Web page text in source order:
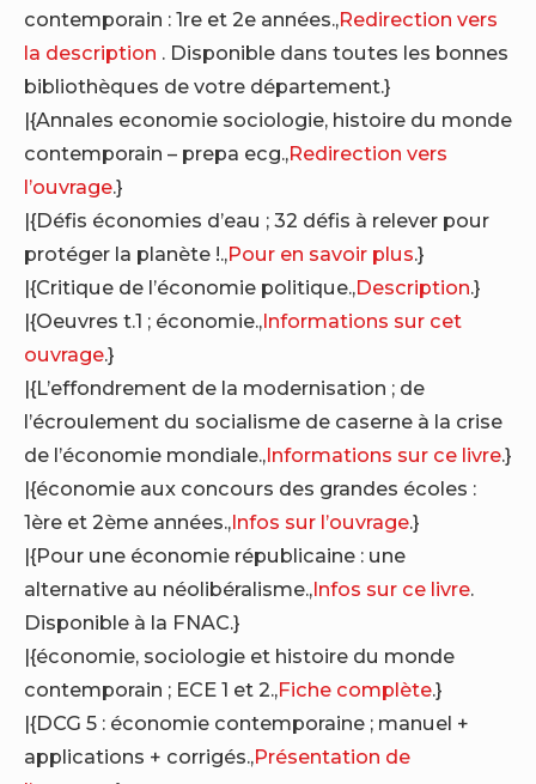
contemporain : 1re et 2e années.,Redirection vers
la description . Disponible dans toutes les bonnes
bibliothèques de votre département.}
|{Annales economie sociologie, histoire du monde
contemporain – prepa ecg.,Redirection vers
l’ouvrage.}
|{Défis économies d’eau ; 32 défis à relever pour
protéger la planète !.,Pour en savoir plus.}
|{Critique de l’économie politique.,Description.}
|{Oeuvres t.1 ; économie.,Informations sur cet
ouvrage.}
|{L’effondrement de la modernisation ; de
l’écroulement du socialisme de caserne à la crise
de l’économie mondiale.,Informations sur ce livre.}
|{économie aux concours des grandes écoles :
1ère et 2ème années.,Infos sur l’ouvrage.}
|{Pour une économie républicaine : une
alternative au néolibéralisme.,Infos sur ce livre.
Disponible à la FNAC.}
|{économie, sociologie et histoire du monde
contemporain ; ECE 1 et 2.,Fiche complète.}
|{DCG 5 : économie contemporaine ; manuel +
applications + corrigés.,Présentation de